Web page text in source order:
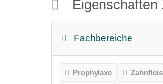
Fachbereiche
Prophylaxe